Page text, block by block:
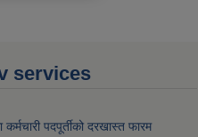
services
कर्मचारी पदपूर्तीको दरखास्त फारम